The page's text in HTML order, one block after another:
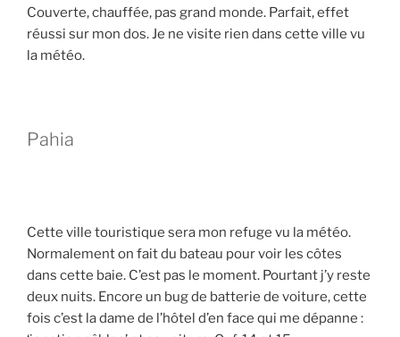
Couverte, chauffée, pas grand monde. Parfait, effet
réussi sur mon dos. Je ne visite rien dans cette ville vu
la météo.
Pahia
Cette ville touristique sera mon refuge vu la météo.
Normalement on fait du bateau pour voir les côtes
dans cette baie. C’est pas le moment. Pourtant j’y reste
deux nuits. Encore un bug de batterie de voiture, cette
fois c’est la dame de l’hôtel d’en face qui me dépanne :